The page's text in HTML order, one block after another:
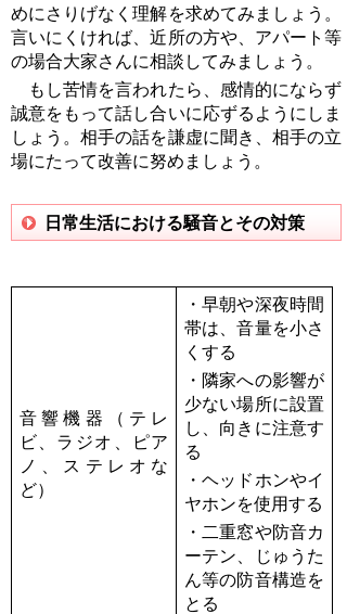
めにさりげなく理解を求めてみましょう。
言いにくければ、近所の方や、アパート等
の場合大家さんに相談してみましょう。
もし苦情を言われたら、感情的にならず
誠意をもって話し合いに応ずるようにしま
しょう。相手の話を謙虚に聞き、相手の立
場にたって改善に努めましょう。
日常生活における騒音とその対策
音響機器（テレ
ビ、ラジオ、ピア
ノ、ステレオな
ど）
・早朝や深夜時間
帯は、音量を小さ
くする
・隣家への影響が
少ない場所に設置
し、向きに注意す
る
・ヘッドホンやイ
ヤホンを使用する
・二重窓や防音カ
ーテン、じゅうた
ん等の防音構造を
とる